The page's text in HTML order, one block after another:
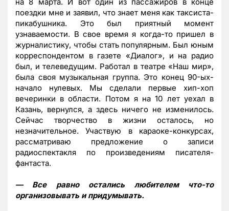
поездки мне и заявил, что знает меня как таксиста-
пикабушника. Это был приятный момент
узнаваемости. В свое время я когда-то пришел в
журналистику, чтобы стать популярным. Был юным
корреспондентом в газете «Диалог», и на радио
был, и телеведущим. Работал в театре «Наш мир»,
была своя музыкальная группа. Это конец 90-ых-
начало нулевых. Мы сделали первые хип-хоп
вечеринки в области. Потом я на 10 лет уехал в
Казань, вернулся, а здесь ничего не изменилось.
Сейчас творчество в жизни осталось, но
незначительное. Участвую в караоке-конкурсах,
рассматриваю предложение о записи
радиоспектакля по произведениям писателя-
фантаста.
— Все равно остались любителем что-то
организовывать и придумывать.